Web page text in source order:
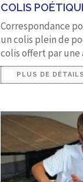
COLIS
Correspondance
un colis plein de
colis offert par une
PLUS DE DÉTAILS